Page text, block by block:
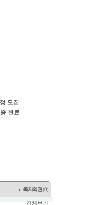
모집
완료
독자의견(0)
전체보기